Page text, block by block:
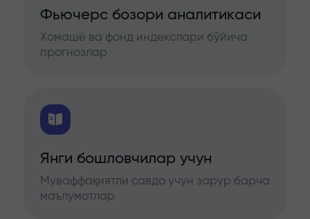
Фьючерс бозори аналитикаси
Хомашё ва фонд индекслари бўйича
прогнозлар
Янги бошловчилар учун
Муваффақиятли савдо учун зарур барча
маълумотлар